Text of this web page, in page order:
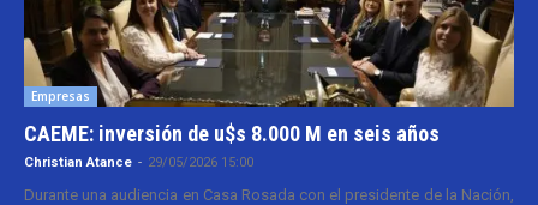
Empresas
CAEME: inversión de u$s 8.000 M en seis años
Christian Atance - 29/05/2026 15:00
Durante una audiencia en Casa Rosada con el presidente de la Nación,